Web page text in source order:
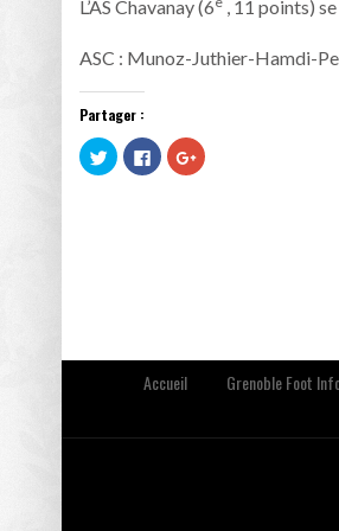
L’AS Chavanay (6 , 11 points)
ASC : Munoz-Juthier-Hamdi-
Partager :
Cliquez
pour
partager
Cliquez
pour
partager
Cliquez
pour
Accueil Grenoble Foot